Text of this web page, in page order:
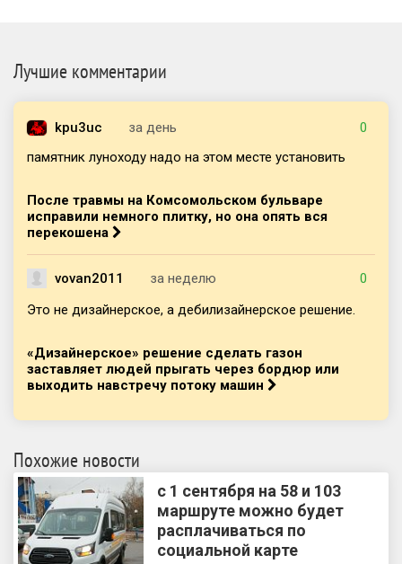
Лучшие комментарии
kpu3uc за день
0
памятник луноходу надо на этом месте установить
После травмы на Комсомольском бульваре
исправили немного плитку, но она опять вся
перекошена
vovan2011 за неделю
0
Это не дизайнерское, а дебилизайнерское решение.
«Дизайнерское» решение сделать газон
заставляет людей прыгать через бордюр или
выходить навстречу потоку машин
Похожие новости
с 1 сентября на 58 и 103
маршруте можно будет
расплачиваться по
социальной карте